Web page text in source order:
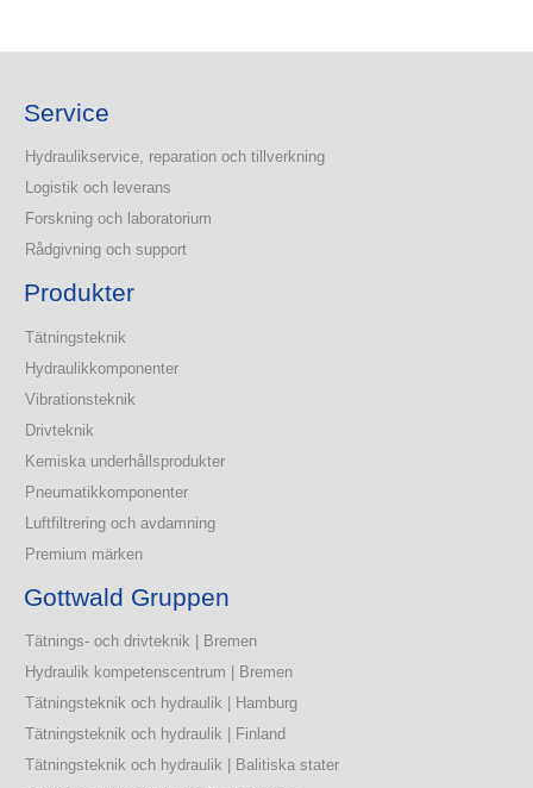
Service
Hydraulikservice, reparation och tillverkning
Logistik och leverans
Forskning och laboratorium
Rådgivning och support
Produkter
Tätningsteknik
Hydraulikkomponenter
Vibrationsteknik
Drivteknik
Kemiska underhållsprodukter
Pneumatikkomponenter
Luftfiltrering och avdamning
Premium märken
Gottwald Gruppen
Tätnings- och drivteknik | Bremen
Hydraulik kompetenscentrum | Bremen
Tätningsteknik och hydraulik | Hamburg
Tätningsteknik och hydraulik | Finland
Tätningsteknik och hydraulik | Balitiska stater